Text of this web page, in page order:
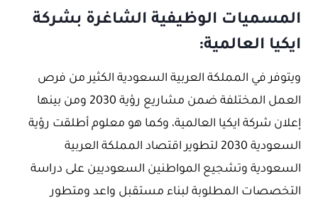
المسميات الوظيفية الشاغرة بشركة
ايكيا العالمية:
ويتوفر في المملكة العربية السعودية الكثير من فرص
العمل المختلفة ضمن مشاريع رؤية 2030 ومن بينها
إعلان شركة ايكيا العالمية، وكما هو معلوم أطلقت رؤية
السعودية 2030 لتطوير اقتصاد المملكة العربية
السعودية وتشجيع المواطنين السعوديين على دراسة
التخصصات المطلوبة لبناء مستقبل واعد ومتطور